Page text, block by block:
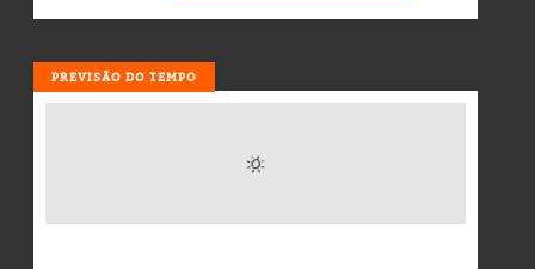
PREVISÃO DO TEMPO